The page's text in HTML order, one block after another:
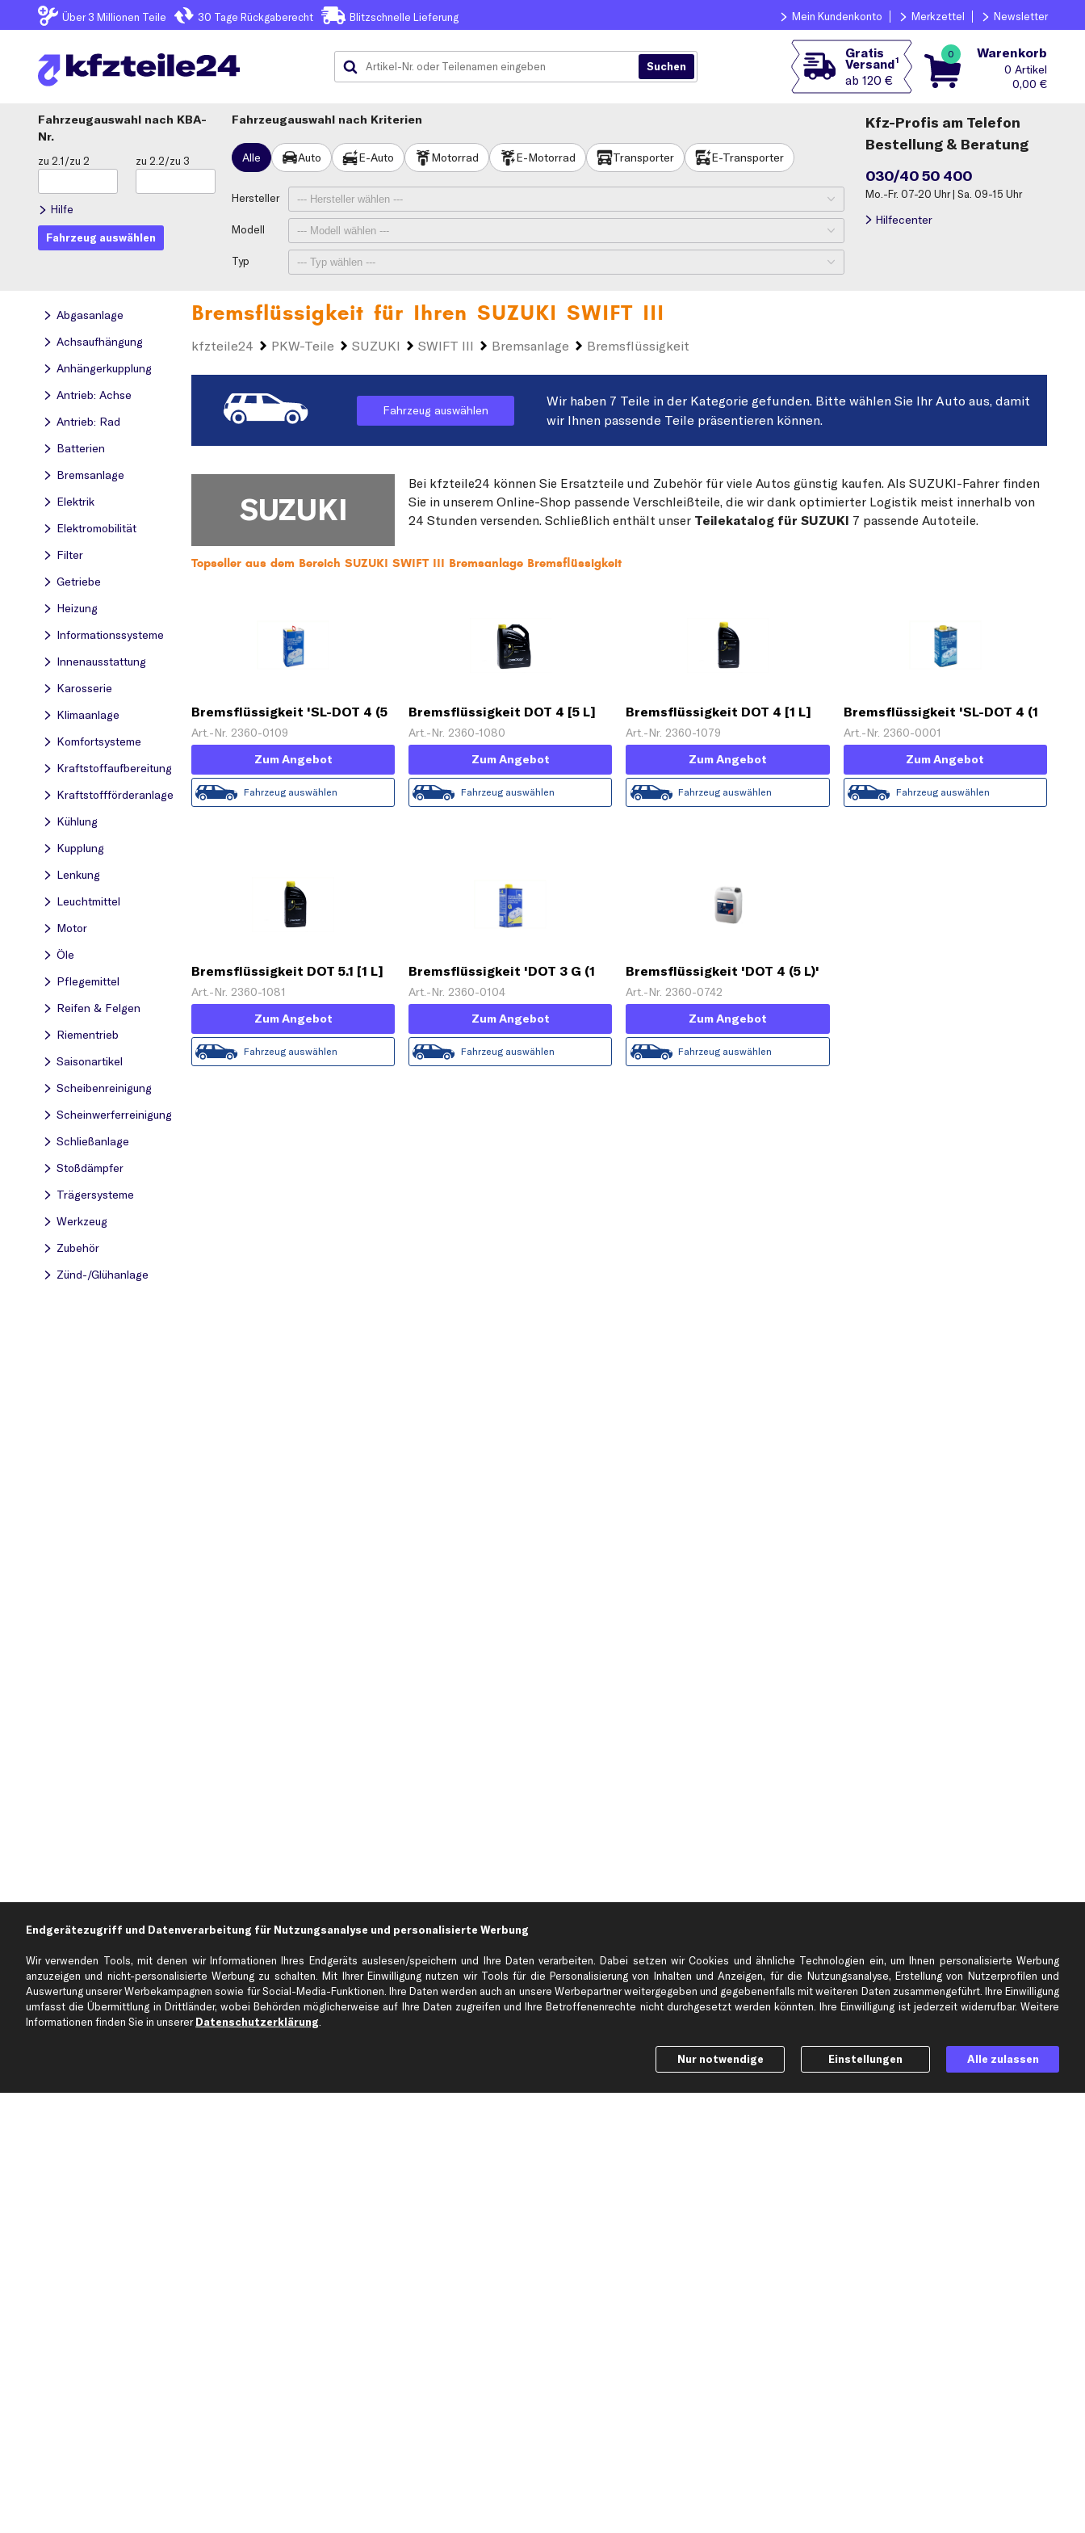
Über 3 Millionen Teile 30 Tage Rückgaberecht Blitzschnelle Lieferung Mein Kundenkonto Merkzettel Newsletter
Gratis
Versand1
ab 120 €
0 Warenkorb
0
0,00 €
Fahrzeugauswahl
KBA-
Nr.
zu 2.1/zu 2 zu 2.2/zu 3
Hilfe
Fahrzeug auswählen
Fahrzeugauswahl nach Kriterien
Alle Auto E-Auto Motorrad E-Motorrad Transporter E-Transporter
Hersteller
Modell
Typ
Kfz-Profis am Telefon
Bestellung & Beratung
030/40 50 400
Mo.-Fr. 07-20 Uhr | Sa. 09-15 Uhr
Hilfecenter
Abgasanlage
Achsaufhängung
Anhängerkupplung
Antrieb: Achse
Antrieb: Rad
Batterien
Bremsanlage
Elektrik
Elektromobilität
Filter
Getriebe
Heizung
Informationssysteme
Innenausstattung
Karosserie
Klimaanlage
Komfortsysteme
Kraftstoff­aufbereitung
Kraftstoff­förderanlage
Kühlung
Kupplung
Lenkung
Leuchtmittel
Motor
Öle
Pflegemittel
Reifen & Felgen
Riementrieb
Saisonartikel
Scheibenreinigung
Scheinwerferreinigung
Schließanlage
Stoßdämpfer
Trägersysteme
Werkzeug
Zubehör
Zünd-/Glühanlage
Bremsflüssigkeit für Ihren SUZUKI SWIFT III
kfzteile24 PKW-Teile SUZUKI SWIFT III Bremsanlage Bremsflüssigkeit
Fahrzeug auswählen
Wir haben 7 Teile in der Kategorie gefunden. Bitte wählen Sie Ihr Auto aus, damit
wir Ihnen passende Teile präsentieren können.
SUZUKI
Bei kfzteile24 können Sie Ersatzteile und Zubehör für viele Autos günstig kaufen. Als SUZUKI-Fahrer finden
Sie in unserem Online-Shop passende Verschleißteile, die wir dank optimierter Logistik meist innerhalb von
24 Stunden versenden. Schließlich enthält unser Teilekatalog für SUZUKI 7 passende Autoteile.
Topseller aus dem Bereich SUZUKI SWIFT III Bremsanlage Bremsflüssigkeit
Bremsflüssigkeit 'SL-DOT 4 (5
L)'
Art.-Nr. 2360-0109
Zum Angebot
Fahrzeug auswählen
Bremsflüssigkeit DOT 4 [5 L]
Art.-Nr. 2360-1080
Zum Angebot
Fahrzeug auswählen
Bremsflüssigkeit DOT 4 [1 L]
Art.-Nr. 2360-1079
Zum Angebot
Fahrzeug auswählen
Bremsflüssigkeit 'SL-DOT 4 (1
L)'
Art.-Nr. 2360-0001
Zum Angebot
Fahrzeug auswählen
Bremsflüssigkeit DOT 5.1 [1 L]
Art.-Nr. 2360-1081
Zum Angebot
Fahrzeug auswählen
Bremsflüssigkeit 'DOT 3 G (1
L)'
Art.-Nr. 2360-0104
Zum Angebot
Fahrzeug auswählen
Bremsflüssigkeit 'DOT 4 (5 L)'
Art.-Nr. 2360-0742
Zum Angebot
Fahrzeug auswählen
Über kfzteile24
Über uns
Kundenservice
Zahlung
Hilfe & Support Top Produkte
Bremssattel
Top Automarken
Ford Ersatzteile
Endgerätezugriff und Datenverarbeitung für Nutzungsanalyse und personalisierte Werbung
Wir verwenden Tools, mit denen wir Informationen Ihres Endgeräts auslesen/speichern und Ihre Daten verarbeiten. Dabei setzen wir Cookies und ähnliche Technologien ein, um Ihnen personalisierte Werbung
anzuzeigen und nicht-personalisierte Werbung zu schalten. Mit Ihrer Einwilligung nutzen wir Tools für die Personalisierung von Inhalten und Anzeigen, für die Nutzungsanalyse, Erstellung von Nutzerprofilen und
Auswertung unserer Werbekampagnen sowie für Social-Media-Funktionen. Ihre Daten werden auch an unsere Werbepartner weitergegeben und gegebenenfalls mit weiteren Daten zusammengeführt. Ihre Einwilligung
umfasst die Übermittlung in Drittländer, wobei Behörden möglicherweise auf Ihre Daten zugreifen und Ihre Betroffenenrechte nicht durchgesetzt werden könnten. Ihre Einwilligung ist jederzeit widerrufbar. Weitere
Informationen finden Sie in unsererDatenschutzerklärung
Nur notwendige Einstellungen Alle zulassen